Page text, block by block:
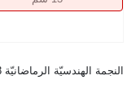
النجمة الهندسيّة الرماضانيّة 13 سم